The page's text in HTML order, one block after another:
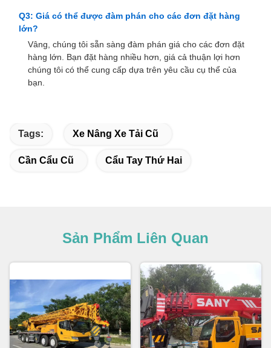
Q3: Giá có thể được đàm phán cho các đơn đặt hàng
lớn?
Vâng, chúng tôi sẵn sàng đàm phán giá cho các đơn đặt
hàng lớn. Bạn đặt hàng nhiều hơn, giá cả thuận lợi hơn
chúng tôi có thể cung cấp dựa trên yêu cầu cụ thể của
bạn.
Tags: Xe Nâng Xe Tải Cũ
Cần Cẩu Cũ Cẩu Tay Thứ Hai
Sản Phẩm Liên Quan